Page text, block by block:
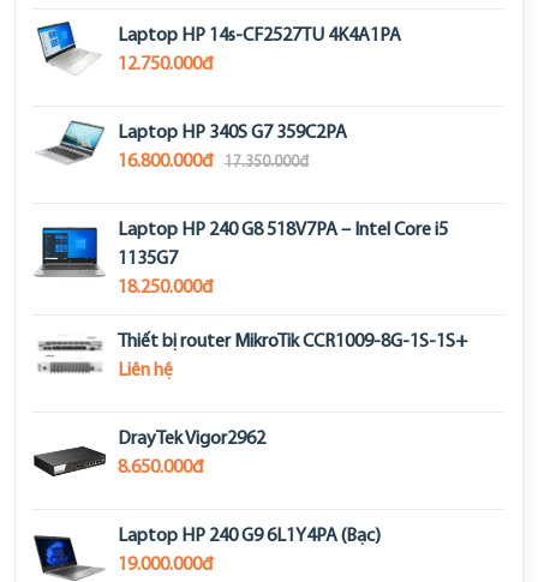
Laptop HP 14s-CF2527TU 4K4A1PA
12.750.000đ
Laptop HP 340S G7 359C2PA
16.800.000đ
17.350.000đ
Laptop HP 240 G8 518V7PA – Intel Core i5
1135G7
18.250.000đ
Thiết bị router MikroTik CCR1009-8G-1S-1S+
Liên hệ
DrayTek Vigor2962
8.650.000đ
Laptop HP 240 G9 6L1Y4PA (Bạc)
19.000.000đ